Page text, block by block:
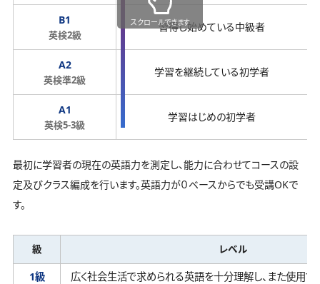
B1
英検2級
習得し始めている中級者
A2
英検準2級
学習を継続している初学者
A1
英検5-3級
学習はじめの初学者
スクロールできます
最初に学習者の現在の英語力を測定し、能力に合わせてコースの設
定及びクラス編成を行います。英語力が０ベースからでも受講OKで
す。
級 レベル
1級 広く社会生活で求められる英語を十分理解し、 また使用す